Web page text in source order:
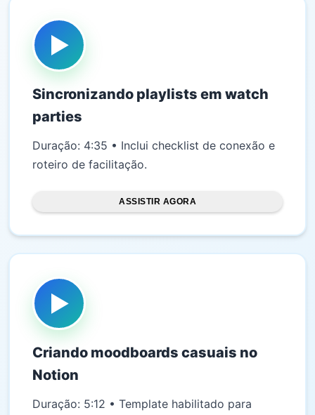
▶
Sincronizando playlists em watch
parties
Duração: 4:35 • Inclui checklist de conexão e
roteiro de facilitação.
ASSISTIR AGORA
▶
Criando moodboards casuais no
Notion
Duração: 5:12 • Template habilitado para